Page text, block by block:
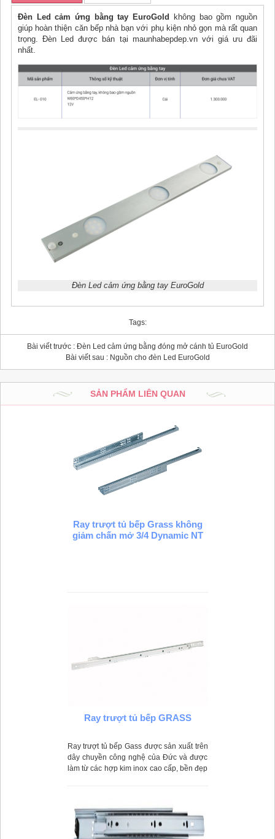
Đèn Led cảm ứng bằng tay EuroGold
không bao gồm nguồn
giúp hoàn thiện căn bếp nhà bạn với phụ kiện nhỏ gọn mà rất quan
trọng. Đèn Led được bán tại maunhabepdep.vn với giá ưu đãi
nhất.
Đèn Led cảm ứng bằng tay EuroGold
Tags:
Bài viết trước : Đèn Led cảm ứng bằng đóng mở cánh tủ EuroGold
Bài viết sau :Nguồn cho đèn Led EuroGold
SẢN PHẨM LIÊN QUAN
Ray trượt tủ bếp Grass không
giảm chấn mở 3/4 Dynamic NT
Ray trượt tủ bếp GRASS
Ray trượt tủ bếp Gass được sản xuất trên
dây chuyền công nghệ của Đức và được
làm từ các hợp kim inox cao cấp, bền đẹp